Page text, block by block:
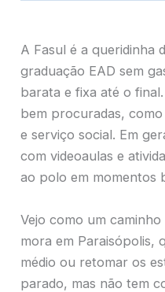
A Fasul é a queridinha
graduação EAD sem
barata e fixa até o
bem procuradas,
e serviço social. Em
com videoaulas e
ao polo em momentos
Vejo como um
mora em Paraisópolis,
médio ou retomar os
parado, mas não tem